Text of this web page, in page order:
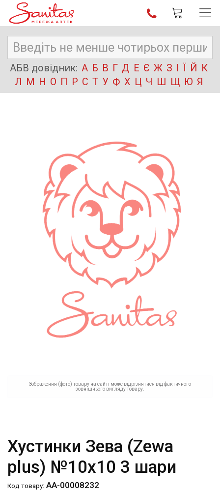
АБВ довідник: А Б В Г Д Е Є Ж З І Ї Й К
Л М Н О П Р С Т У Ф Х Ц Ч Ш Щ Ю Я
Зображення (фото) товару на сайті може відрізнятися від фактичного
зовнішнього вигляду товару.
Хустинки Зева (Zewa
plus) №10х10 3 шари
Код товару: АА-00008232